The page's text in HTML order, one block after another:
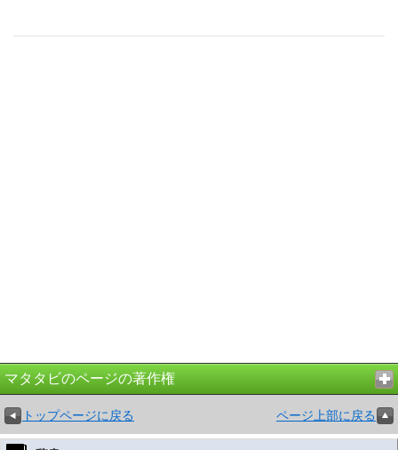
マタタビのページの著作権
トップページに戻る ページ上部に戻る